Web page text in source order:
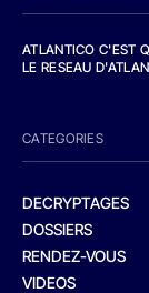
ATLANTICO C'EST
LE RESEAU
CATEGORIES
DECRYPTAGES
DOSSIERS
RENDEZ-VOUS
VIDEOS